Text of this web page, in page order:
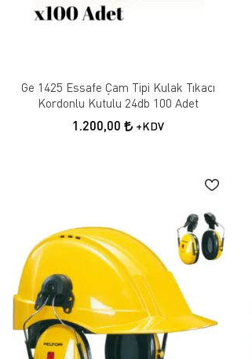
Ge 1425 Essafe Çam Tipi Kulak Tıkacı
Kordonlu Kutulu 24db 100 Adet
1.200,00 +KDV